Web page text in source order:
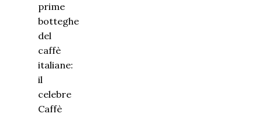
prime
botteghe
del
caffè
italiane:
il
celebre
Caffè